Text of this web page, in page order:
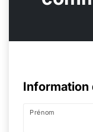
Information
Prénom